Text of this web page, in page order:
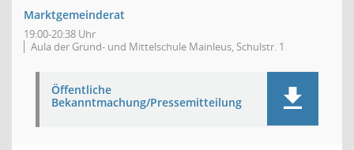
Marktgemeinderat
19:00-20:38 Uhr
Aula der Grund- und Mittelschule Mainleus, Schulstr. 1
Öffentliche
Bekanntmachung/Pressemitteilung